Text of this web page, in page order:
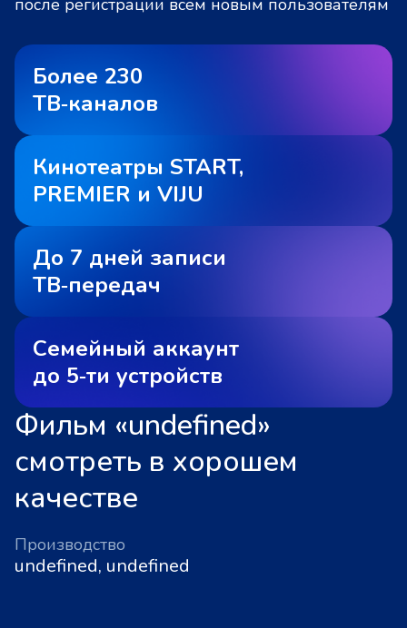
после регистрации всем новым пользователям
Более 230
ТВ‑каналов
Кинотеатры START,
PREMIER и VIJU
До 7 дней записи
ТВ‑передач
Семейный аккаунт
до 5‑ти устройств
Фильм «undefined»
смотреть в хорошем
качестве
Производство
undefined, undefined